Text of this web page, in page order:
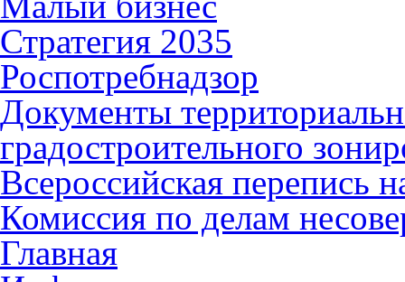
Стратегия 2035
Роспотребнадзор
Документы
градостроительного
Всероссийская перепись
Комиссия по делам
Главная